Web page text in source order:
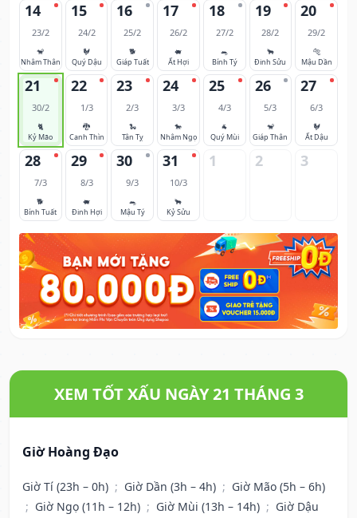
14
23/2
🐒
Nhâm Thân
15
24/2
🐓
Quý Dậu
16
25/2
🐕
Giáp Tuất
17
26/2
🐖
Ất Hợi
18
27/2
🐀
Bính Tý
19
28/2
🐂
Đinh Sửu
20
29/2
🐅
Mậu Dần
21
30/2
🐈
Kỷ Mão
22
1/3
🐉
Canh Thìn
23
2/3
🐍
Tân Tỵ
24
3/3
🐎
Nhâm Ngọ
25
4/3
🐐
Quý Mùi
26
5/3
🐒
Giáp Thân
27
6/3
🐓
Ất Dậu
28
7/3
🐕
Bính Tuất
29
8/3
🐖
Đinh Hợi
30
9/3
🐀
Mậu Tý
31
10/3
🐂
Kỷ Sửu
1 2 3
XEM TỐT XẤU NGÀY 21 THÁNG 3
Giờ Hoàng Đạo
Giờ Tí (23h – 0h) ; Giờ Dần (3h – 4h) ; Giờ Mão (5h – 6h)
; Giờ Ngọ (11h – 12h) ; Giờ Mùi (13h – 14h) ; Giờ Dậu